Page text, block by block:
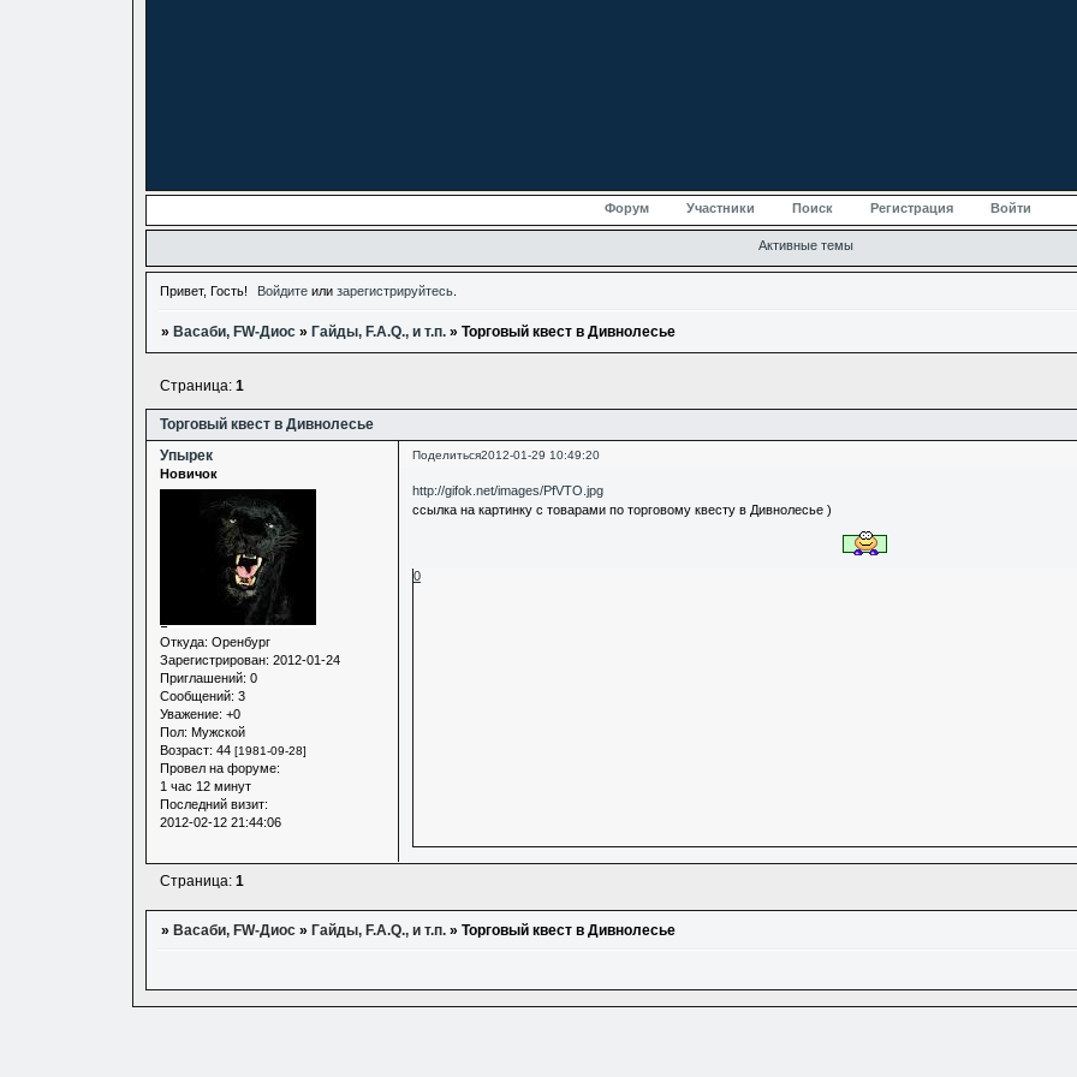
Форум Участники Поиск Регистрация Войти
Активные темы
Привет, Гость! Войдите илизарегистрируйтесь
» Васаби, FW-Диос » Гайды, F.A.Q., и т.п. »Торговый квест в Дивнолесье
Торговый квест в Дивнолесье
Страница:1
Поделиться2012-01-29 10:49:20
Упырек
Новичок
Откуда: Оренбург
Зарегистрирован: 2012-01-24
Приглашений: 0
Сообщений: 3
Уважение: +0
Пол: Мужской
Возраст: 44 [1981-09-28]
Провел на форуме:
1 час 12 минут
Последний визит:
2012-02-12 21:44:06
http://gifok.net/images/PfVTO.jpg
ссылка на картинку с товарами по торговому квесту в Дивнолесье )
0
Страница:1
» Васаби, FW-Диос » Гайды, F.A.Q., и т.п. »Торговый квест в Дивнолесье